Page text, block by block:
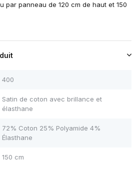
par panneau de 120 cm de haut et 150
400
Satin de coton avec brillance et
élasthane
72% Coton 25% Polyamide 4%
Élasthane
150 cm